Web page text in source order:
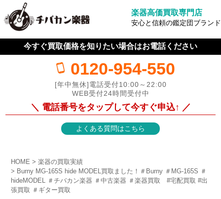
楽器高価買取専門店
安心と信頼の鑑定団ブランド
今すぐ買取価格を知りたい場合はお電話ください
0120-954-550
[年中無休]電話受付10:00～22:00
WEB受付24時間受付中
＼ 電話番号をタップして今すぐ申込↑ ／
よくある質問はこちら
HOME
楽器の買取実績
Burny MG-165S hide MODEL買取ました！＃Burny ＃MG-165S ＃
hideMODEL ＃チバカン楽器 ＃中古楽器 ＃楽器買取 #宅配買取 #出
張買取 ＃ギター買取